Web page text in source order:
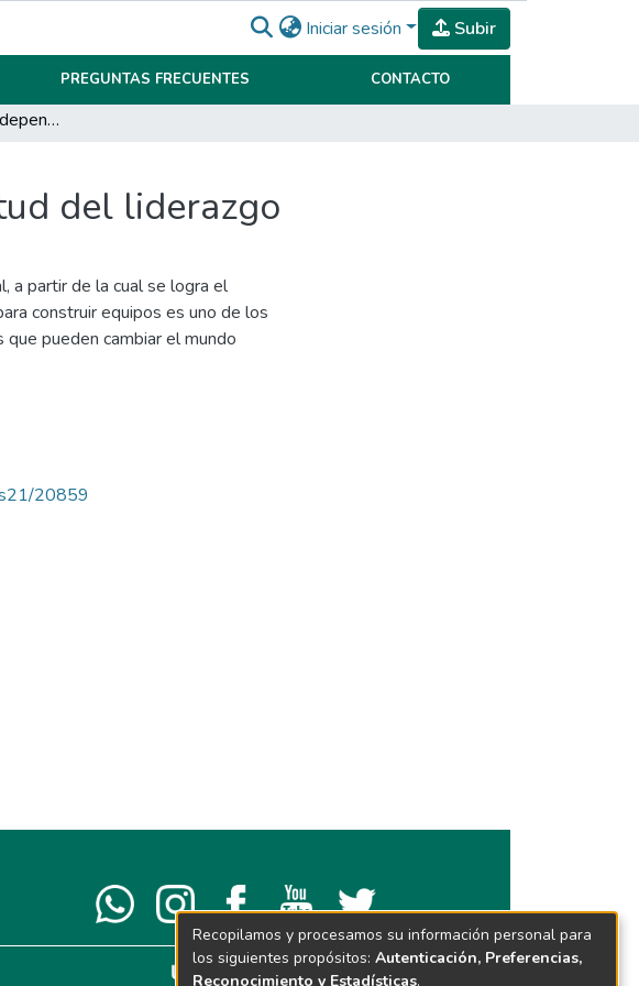
Iniciar sesión Subir
PREGUNTAS FRECUENTES CONTACTO
La calidad del futuro depende de la amplitud del liderazgo
del liderazgo
a partir de la cual se logra el
construir equipos es uno de los
pueden cambiar el mundo
20859
Recopilamos y procesamos su información personal para
los siguientes propósitos: Autenticación, Preferencias,
Reconocimiento y Estadísticas.